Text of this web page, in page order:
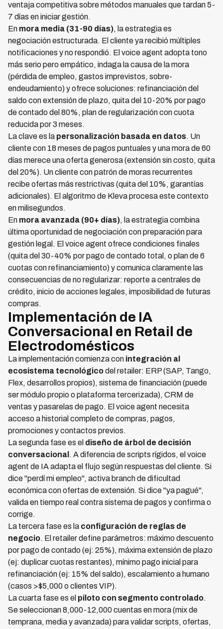
ventaja competitiva sobre métodos manuales que tardan 5-
7 días en iniciar gestión.
En mora media (31-90 días), la estrategia es
negociación estructurada. El cliente ya recibió múltiples
notificaciones y no respondió. El voice agent adopta tono
más serio pero empático, indaga la causa de la mora
(pérdida de empleo, gastos imprevistos, sobre-
endeudamiento) y ofrece soluciones: refinanciación del
saldo con extensión de plazo, quita del 10-20% por pago
de contado del 80%, plan de regularización con cuota
reducida por 3 meses.
La clave es la personalización basada en datos. Un
cliente con 18 meses de pagos puntuales y una mora de 60
días merece una oferta generosa (extensión sin costo, quita
del 20%). Un cliente con patrón de moras recurrentes
recibe ofertas más restrictivas (quita del 10%, garantías
adicionales). El algoritmo de Kleva procesa este contexto
en milisegundos.
En mora avanzada (90+ días), la estrategia combina
última oportunidad de negociación con preparación para
gestión legal. El voice agent ofrece condiciones finales
(quita del 30-40% por pago de contado total, o plan de 6
cuotas con refinanciamiento) y comunica claramente las
consecuencias de no regularizar: reporte a centrales de
crédito, inicio de acciones legales, imposibilidad de futuras
compras.
Implementación de IA
Conversacional en Retail de
Electrodomésticos
La implementación comienza con integración al
ecosistema tecnológicodel retailer: ERP (SAP, Tango,
Flex, desarrollos propios), sistema de financiación (puede
ser módulo propio o plataforma tercerizada), CRM de
ventas y pasarelas de pago. El voice agent necesita
acceso a historial completo de compras, pagos,
promociones y contactos previos.
La segunda fase es el diseño de árbol de decisión
conversacional . A diferencia de scripts rígidos, el voice
agent de IA adapta el flujo según respuestas del cliente. Si
dice "perdí mi empleo", activa branch de dificultad
económica con ofertas de extensión. Si dice "ya pagué",
valida en tiempo real contra sistema de pagos y confirma o
corrige.
La tercera fase es la configuración de reglas de
negocio. El retailer define parámetros: máximo descuento
por pago de contado (ej: 25%), máxima extensión de plazo
(ej: duplicar cuotas restantes), mínimo pago inicial para
refinanciación (ej: 15% del saldo), escalamiento a humano
(casos >$5,000 o clientes VIP).
La cuarta fase es el piloto con segmento controlado.
Se seleccionan 8,000-12,000 cuentas en mora (mix de
temprana, media y avanzada) para validar scripts, ofertas,